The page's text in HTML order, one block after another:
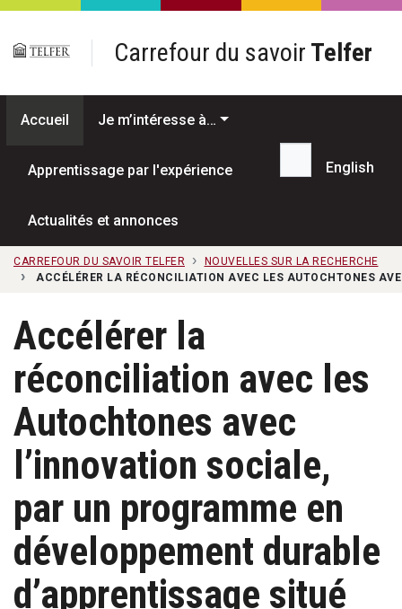
Passer au contenu principal
Carrefour du savoir Telfer
Accueil Je m’intéresse à…
Apprentissage par l'expérience
Actualités et annonces
Recherche...
English
CARREFOUR DU SAVOIR TELFER
NOUVELLES SUR LA RECHERCHE
ACCÉLÉRER LA RÉCONCILIATION AVEC LES AUTOCHTONES
Accélérer la
réconciliation avec les
Autochtones avec
l’innovation sociale,
par un programme en
développement durable
d’apprentissage situé